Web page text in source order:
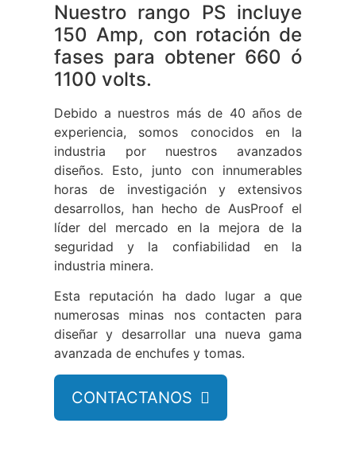
Nuestro rango PS incluye
150 Amp, con rotación de
fases para obtener 660 ó
1100 volts.
Debido a nuestros más de 40 años de
experiencia, somos conocidos en la
industria por nuestros avanzados
diseños. Esto, junto con innumerables
horas de investigación y extensivos
desarrollos, han hecho de AusProof el
líder del mercado en la mejora de la
seguridad y la confiabilidad en la
industria minera.
Esta reputación ha dado lugar a que
numerosas minas nos contacten para
diseñar y desarrollar una nueva gama
avanzada de enchufes y tomas.
CONTACTANOS 